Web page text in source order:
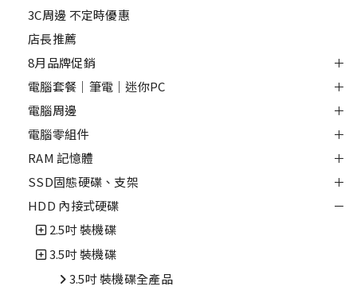
3C周邊 不定時優惠
店長推薦
8月品牌促銷
電腦套餐｜筆電｜迷你PC
電腦周邊
電腦零組件
RAM 記憶體
SSD固態硬碟、支架
HDD 內接式硬碟
2.5吋 裝機碟
3.5吋 裝機碟
3.5吋 裝機碟全產品